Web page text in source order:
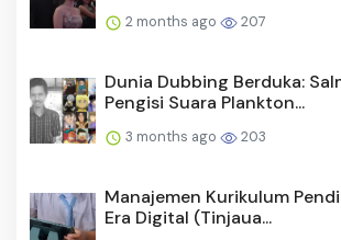
2 months ago 207
Dunia Dubbing Berduka:
Pengisi Suara Plankton...
3 months ago 203
Manajemen Kurikulum
Era Digital (Tinjaua...